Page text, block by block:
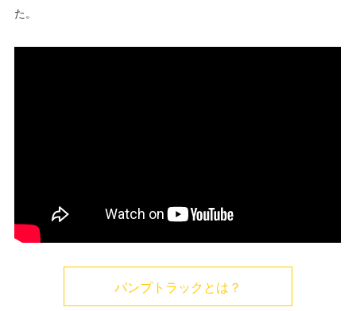
た。
パンプトラックとは？